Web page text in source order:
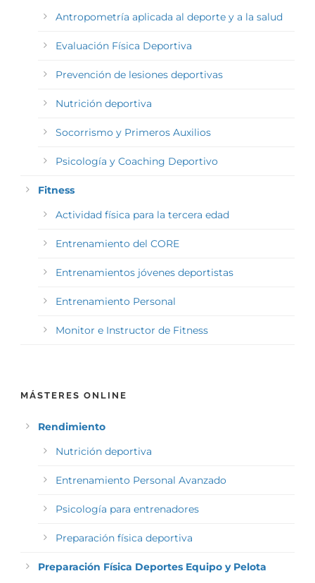
Antropometría aplicada al deporte y a la salud
Evaluación Física Deportiva
Prevención de lesiones deportivas
Nutrición deportiva
Socorrismo y Primeros Auxilios
Psicología y Coaching Deportivo
Fitness
Actividad física para la tercera edad
Entrenamiento del CORE
Entrenamientos jóvenes deportistas
Entrenamiento Personal
Monitor e Instructor de Fitness
MÁSTERES ONLINE
Rendimiento
Nutrición deportiva
Entrenamiento Personal Avanzado
Psicología para entrenadores
Preparación física deportiva
Preparación Física Deportes Equipo y Pelota